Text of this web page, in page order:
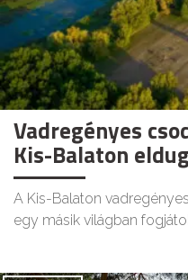
Vadregényes
Kis-Balaton
A Kis-Balaton
egy másik világban